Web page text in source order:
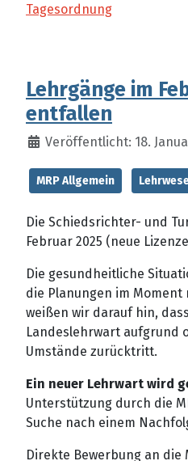
Tagesordnung
Lehrgänge im
entfallen
Veröffentlicht: 18.
MRP Allgemein
Die Schiedsrichter- und
Februar 2025 (neue
Die gesundheitliche
die Planungen im Moment
weißen wir darauf hin,
Landeslehrwart aufgrund
Umstände zurücktritt.
Ein neuer Lehrwart wird
Unterstützung durch die
Suche nach einem
Direkte Bewerbung an die